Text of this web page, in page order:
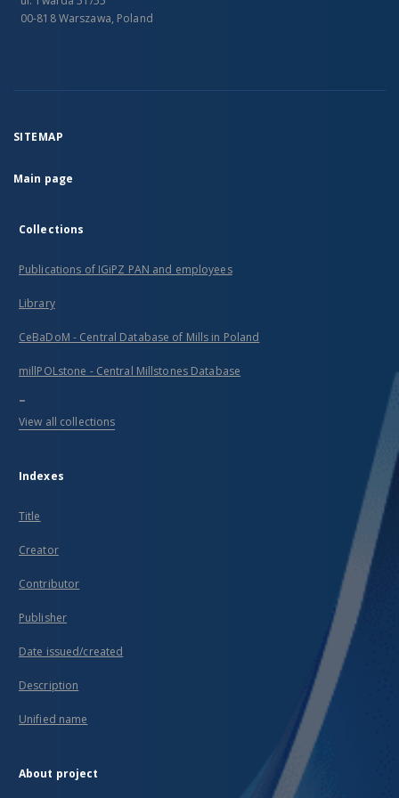
00-818 Warszawa, Poland
SITEMAP
Main page
Collections
Publications of IGiPZ PAN and employees
Library
CeBaDoM - Central Database of Mills in Poland
millPOLstone - Central Millstones Database
...
View all collections
Indexes
Title
Creator
Contributor
Publisher
Date issued/created
Description
Unified name
About project